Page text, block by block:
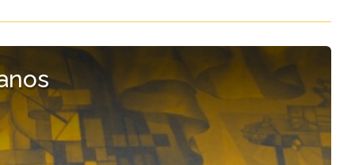
Estudios Internacionales
Hospital Clínico